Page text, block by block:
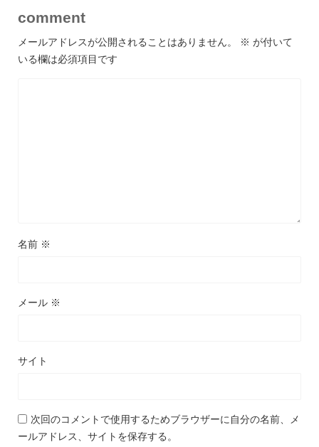
comment
メールアドレスが公開されることはありません。 ※ が付いて
いる欄は必須項目です
名前 ※
メール ※
サイト
次回のコメントで使用するためブラウザーに自分の名前、メ
ールアドレス、サイトを保存する。